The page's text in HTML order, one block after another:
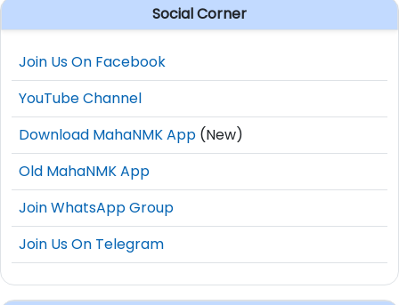
Social Corner
Join Us On Facebook
YouTube Channel
Download MahaNMK App (New)
Old MahaNMK App
Join WhatsApp Group
Join Us On Telegram